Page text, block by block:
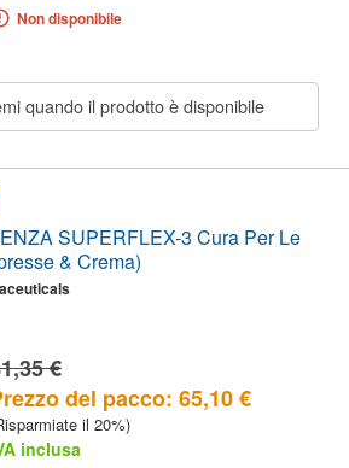
Non disponibile
quando il prodotto è disponibile
SUPERFLEX-3 Cura Per Le
& Crema)
€
del pacco: 65,10 €
il 20%)
inclusa